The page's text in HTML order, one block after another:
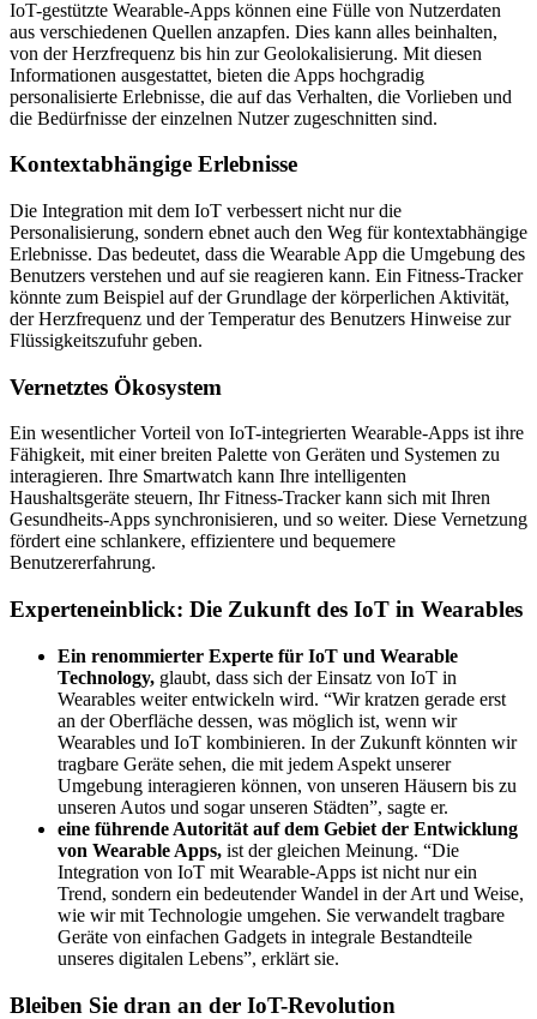
IoT-gestützte Wearable-Apps können eine Fülle von Nutzerdaten
aus verschiedenen Quellen anzapfen. Dies kann alles beinhalten,
von der Herzfrequenz bis hin zur Geolokalisierung. Mit diesen
Informationen ausgestattet, bieten die Apps hochgradig
personalisierte Erlebnisse, die auf das Verhalten, die Vorlieben und
die Bedürfnisse der einzelnen Nutzer zugeschnitten sind.
Kontextabhängige Erlebnisse
Die Integration mit dem IoT verbessert nicht nur die
Personalisierung, sondern ebnet auch den Weg für kontextabhängige
Erlebnisse. Das bedeutet, dass die Wearable App die Umgebung des
Benutzers verstehen und auf sie reagieren kann. Ein Fitness-Tracker
könnte zum Beispiel auf der Grundlage der körperlichen Aktivität,
der Herzfrequenz und der Temperatur des Benutzers Hinweise zur
Flüssigkeitszufuhr geben.
Vernetztes Ökosystem
Ein wesentlicher Vorteil von IoT-integrierten Wearable-Apps ist ihre
Fähigkeit, mit einer breiten Palette von Geräten und Systemen zu
interagieren. Ihre Smartwatch kann Ihre intelligenten
Haushaltsgeräte steuern, Ihr Fitness-Tracker kann sich mit Ihren
Gesundheits-Apps synchronisieren, und so weiter. Diese Vernetzung
fördert eine schlankere, effizientere und bequemere
Benutzererfahrung.
Experteneinblick: Die Zukunft des IoT in Wearables
Ein renommierter Experte für IoT und Wearable
Technology, glaubt, dass sich der Einsatz von IoT in
Wearables weiter entwickeln wird. “Wir kratzen gerade erst
an der Oberfläche dessen, was möglich ist, wenn wir
Wearables und IoT kombinieren. In der Zukunft könnten wir
tragbare Geräte sehen, die mit jedem Aspekt unserer
Umgebung interagieren können, von unseren Häusern bis zu
unseren Autos und sogar unseren Städten”, sagte er.
eine führende Autorität auf dem Gebiet der Entwicklung
von Wearable Apps, ist der gleichen Meinung. “Die
Integration von IoT mit Wearable-Apps ist nicht nur ein
Trend, sondern ein bedeutender Wandel in der Art und Weise,
wie wir mit Technologie umgehen. Sie verwandelt tragbare
Geräte von einfachen Gadgets in integrale Bestandteile
unseres digitalen Lebens”, erklärt sie.
Bleiben Sie dran an der IoT-Revolution